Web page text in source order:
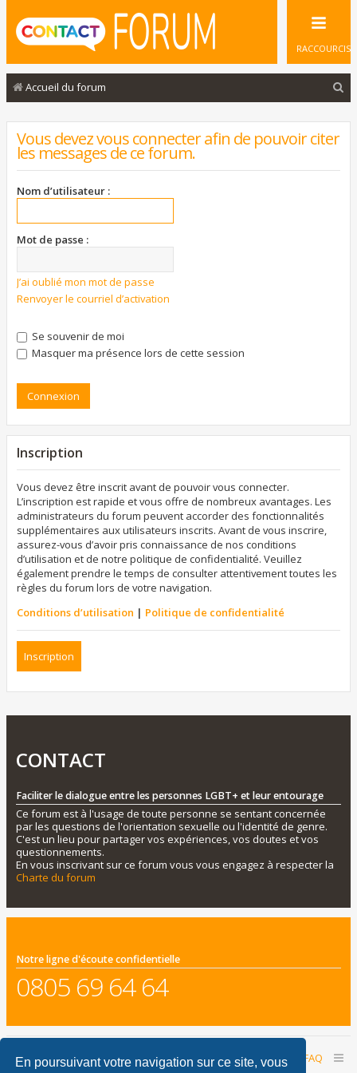
En poursuivant votre navigation sur ce site, vous
RACCOURCIS
Accueil du forum
Vous devez vous connecter afin de pouvoir citer
les messages de ce forum.
Nom d’utilisateur :
Mot de passe :
J’ai oublié mon mot de passe
Renvoyer le courriel d’activation
Se souvenir de moi
Masquer ma présence lors de cette session
Inscription
Vous devez être inscrit avant de pouvoir vous connecter.
L’inscription est rapide et vous offre de nombreux avantages. Les
administrateurs du forum peuvent accorder des fonctionnalités
supplémentaires aux utilisateurs inscrits. Avant de vous inscrire,
assurez-vous d’avoir pris connaissance de nos conditions
d’utilisation et de notre politique de confidentialité. Veuillez
également prendre le temps de consulter attentivement toutes les
règles du forum lors de votre navigation.
Conditions d’utilisation | Politique de confidentialité
Inscription
CONTACT
Faciliter le dialogue entre les personnes LGBT+ et leur entourage
Ce forum est à l'usage de toute personne se sentant concernée
par les questions de l'orientation sexuelle ou l'identité de genre.
C'est un lieu pour partager vos expériences, vos doutes et vos
questionnements.
En vous inscrivant sur ce forum vous vous engagez à respecter la
Charte du forum
Notre ligne d'écoute confidentielle
0805 69 64 64
Accueil du forum FAQ
Nous contacter